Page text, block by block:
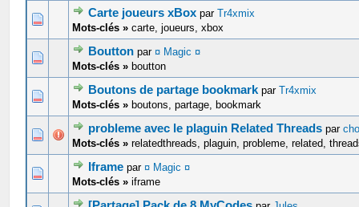
Carte joueurs xBox parTr4xmix
Mots-clés »carte, joueurs, xbox
0 Votes - 0 sur 5 en moyenne
123 45
Boutton par ¤ Magic ¤
Mots-clés » boutton
0 Votes - 0 sur 5 en moyenne
1 2 345
Boutons de partage bookmark parTr4xmix
Mots-clés » boutons, partage, bookmark
0 Votes - 0 sur 5 en moyenne
1 234 5
probleme avec le plaguin Related Threads par
Mots-clés »relatedthreads, plaguin, probleme, related,
0 Votes - 0 sur 5 en moyenne
1234 5
Iframe par ¤ Magic ¤
Mots-clés »iframe
0 Votes - 0 sur 5 en moyenne
12345